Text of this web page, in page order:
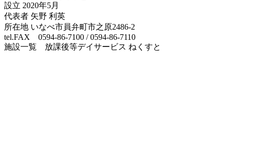
設立 2020年5月
代表者 矢野 利英
所在地 いなべ市員弁町市之原2486-2
tel.FAX 0594-86-7100 / 0594-86-7110
施設一覧 放課後等デイサービス ねくすと